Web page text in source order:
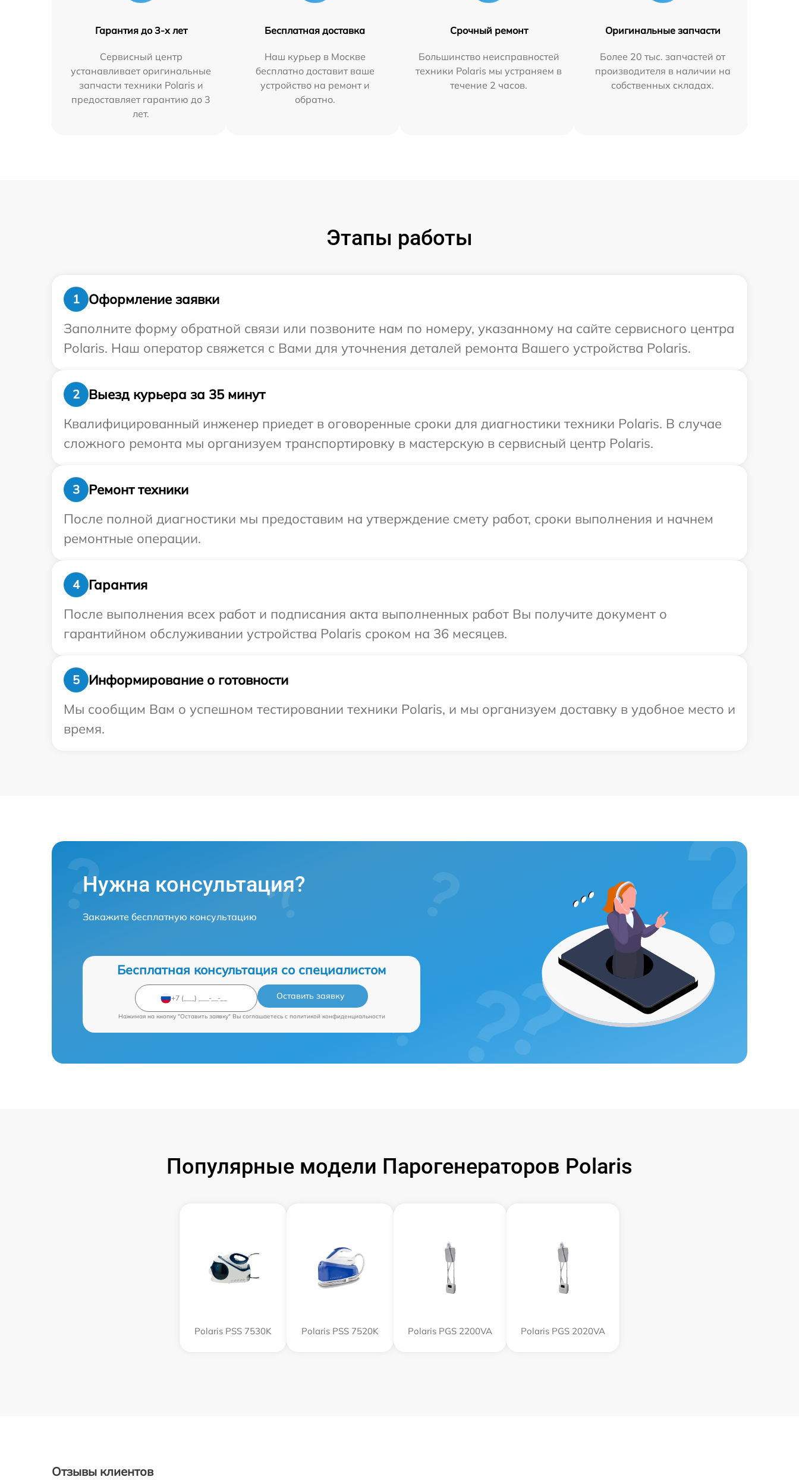
Гарантия до 3-х лет
Сервисный центр
устанавливает оригинальные
запчасти техники Polaris и
предоставляет гарантию до 3
лет.
Бесплатная доставка
Наш курьер в Москве
бесплатно доставит ваше
устройство на ремонт и
обратно.
Срочный ремонт
Большинство неисправностей
техники Polaris мы устраняем в
течение 2 часов.
Оригинальные запчасти
Более 20 тыс. запчастей от
производителя в наличии на
собственных складах.
Этапы работы
1
Оформление заявки
Заполните форму обратной связи или позвоните нам по номеру, указанному на сайте сервисного центра
Polaris. Наш оператор свяжется с Вами для уточнения деталей ремонта Вашего устройства Polaris.
2
Выезд курьера за 35 минут
Квалифицированный инженер приедет в оговоренные сроки для диагностики техники Polaris. В случае
сложного ремонта мы организуем транспортировку в мастерскую в сервисный центр Polaris.
3
Ремонт техники
После полной диагностики мы предоставим на утверждение смету работ, сроки выполнения и начнем
ремонтные операции.
4
Гарантия
После выполнения всех работ и подписания акта выполненных работ Вы получите документ о
гарантийном обслуживании устройства Polaris сроком на 36 месяцев.
5
Информирование о готовности
Мы сообщим Вам о успешном тестировании техники Polaris, и мы организуем доставку в удобное место и
время.
Нужна консультация?
Закажите бесплатную консультацию
Бесплатная консультация со специалистом
Оставить заявку
Нажимая на кнопку "Оставить заявку" Вы соглашаетесь c политикой конфиденциальности
Популярные модели Парогенераторов Polaris
Polaris PSS 7530K Polaris PSS 7520K Polaris PGS 2200VA Polaris PGS 2020VA
Отзывы клиентов